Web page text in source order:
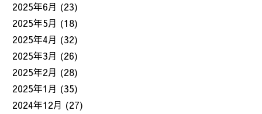
2025年6月 (23)
2025年5月 (18)
2025年4月 (32)
2025年3月 (26)
2025年2月 (28)
2025年1月 (35)
2024年12月 (27)